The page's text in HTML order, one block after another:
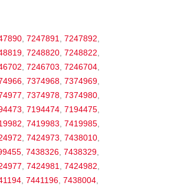
,7247891,7247892,
,7248820,7248822,
,7246703,7246704,
,7374968,7374969,
,7374978,7374980,
,7194474,7194475,
,7419983,7419985,
,7424973,7438010,
,7438326,7438329,
,7424981,7424982,
,7441196,7438004,